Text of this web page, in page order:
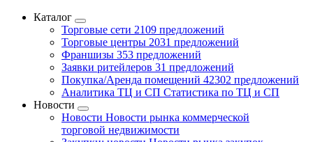
Каталог
Торговые сети 2109 предложений
Торговые центры 2031 предложений
Франшизы 353 предложений
Заявки ритейлеров 31 предложений
Покупка/Аренда помещений 42302 предложений
Аналитика ТЦ и СП Статистика по ТЦ и СП
Новости
Новости Новости рынка коммерческой
торговой недвижимости